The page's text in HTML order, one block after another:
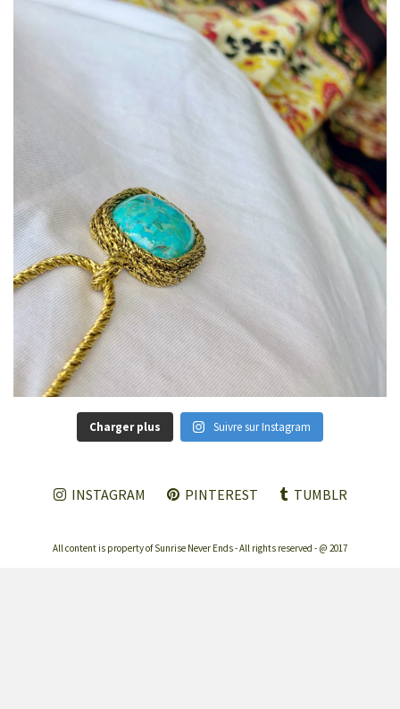
Charger plus Suivre sur Instagram
INSTAGRAM PINTEREST TUMBLR
All content is property of Sunrise Never Ends - All rights reserved - @ 2017